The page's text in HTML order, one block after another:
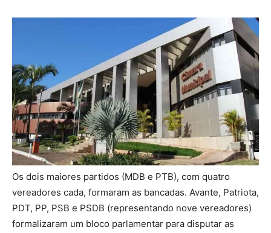
Os dois maiores partidos (MDB e PTB), com quatro
vereadores cada, formaram as bancadas. Avante, Patriota,
PDT, PP, PSB e PSDB (representando nove vereadores)
formalizaram um bloco parlamentar para disputar as